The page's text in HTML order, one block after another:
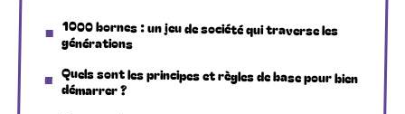
1000 bornes : un jeu de société qui traverse les
générations
Quels sont les principes et règles de base pour bien
démarrer ?